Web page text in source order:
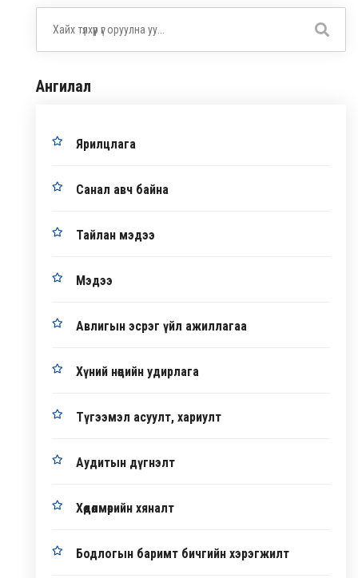
Ангилал
Ярилцлага
Санал авч байна
Тайлан мэдээ
Мэдээ
Авлигын эсрэг үйл ажиллагаа
Хүний нөөцийн удирлага
Түгээмэл асуулт, хариулт
Аудитын дүгнэлт
Хөдөлмөрийн хяналт
Бодлогын баримт бичгийн хэрэгжилт